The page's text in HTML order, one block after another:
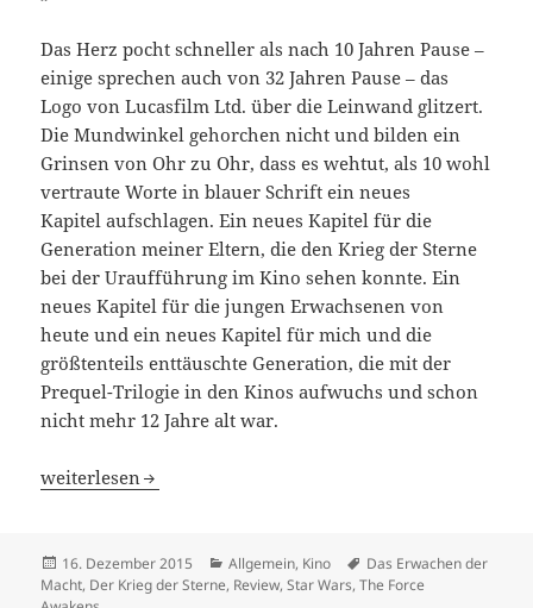
Das Herz pocht schneller als nach 10 Jahren Pause –
einige sprechen auch von 32 Jahren Pause – das
Logo von Lucasfilm Ltd. über die Leinwand glitzert.
Die Mundwinkel gehorchen nicht und bilden ein
Grinsen von Ohr zu Ohr, dass es wehtut, als 10 wohl
vertraute Worte in blauer Schrift ein neues
Kapitel aufschlagen. Ein neues Kapitel für die
Generation meiner Eltern, die den Krieg der Sterne
bei der Uraufführung im Kino sehen konnte. Ein
neues Kapitel für die jungen Erwachsenen von
heute und ein neues Kapitel für mich und die
größtenteils enttäuschte Generation, die mit der
Prequel-Trilogie in den Kinos aufwuchs und schon
nicht mehr 12 Jahre alt war.
Star Wars – Das Erwachen der Macht
weiterlesen
Veröffentlicht
am
16. Dezember 2015 Kategorien
Allgemein, Kino Schlagwörter
Das Erwachen der
Macht, Der Krieg der Sterne, Review,Star Wars,The Force